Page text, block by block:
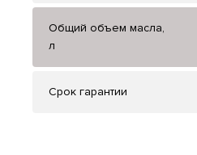
Общий объем масла,
л
Срок гарантии